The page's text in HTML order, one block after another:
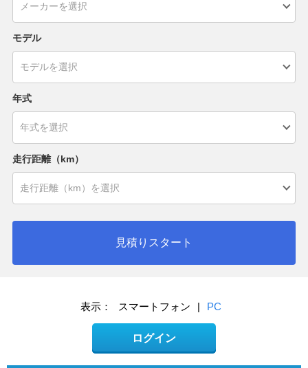
モデル
年式
走行距離（km）
見積りスタート
表示： スマートフォン | PC
ログイン